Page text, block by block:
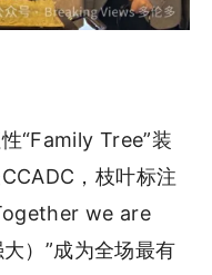
“Family Tree”装
，枝叶标注
we are
）”成为全场最有